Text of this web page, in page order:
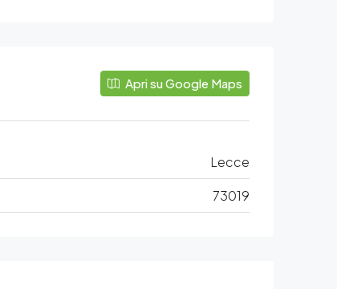
Apri su Google Maps
Lecce
73019